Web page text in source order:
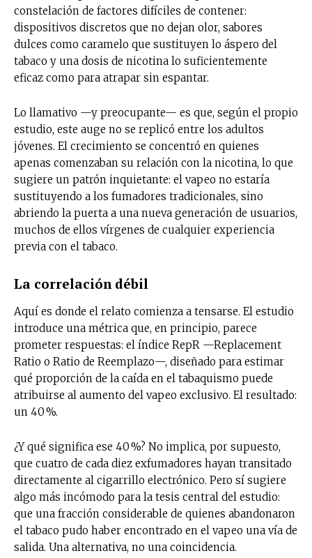
constelación de factores difíciles de contener:
dispositivos discretos que no dejan olor, sabores
dulces como caramelo que sustituyen lo áspero del
tabaco y una dosis de nicotina lo suficientemente
eficaz como para atrapar sin espantar.
Lo llamativo —y preocupante— es que, según el propio
estudio, este auge no se replicó entre los adultos
jóvenes. El crecimiento se concentró en quienes
apenas comenzaban su relación con la nicotina, lo que
sugiere un patrón inquietante: el vapeo no estaría
sustituyendo a los fumadores tradicionales, sino
abriendo la puerta a una nueva generación de usuarios,
muchos de ellos vírgenes de cualquier experiencia
previa con el tabaco.
La correlación débil
Aquí es donde el relato comienza a tensarse. El estudio
introduce una métrica que, en principio, parece
prometer respuestas: el índice RepR —Replacement
Ratio o Ratio de Reemplazo—, diseñado para estimar
qué proporción de la caída en el tabaquismo puede
atribuirse al aumento del vapeo exclusivo. El resultado:
un 40 %.
¿Y qué significa ese 40 %? No implica, por supuesto,
que cuatro de cada diez exfumadores hayan transitado
directamente al cigarrillo electrónico. Pero sí sugiere
algo más incómodo para la tesis central del estudio:
que una fracción considerable de quienes abandonaron
el tabaco pudo haber encontrado en el vapeo una vía de
salida. Una alternativa, no una coincidencia.